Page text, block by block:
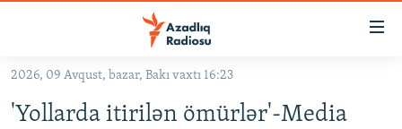
Əsas
qayıt
2026, 09 Avqust, bazar, Bakı vaxtı 16:23
'Yollarda itirilən ömürlər'-Media